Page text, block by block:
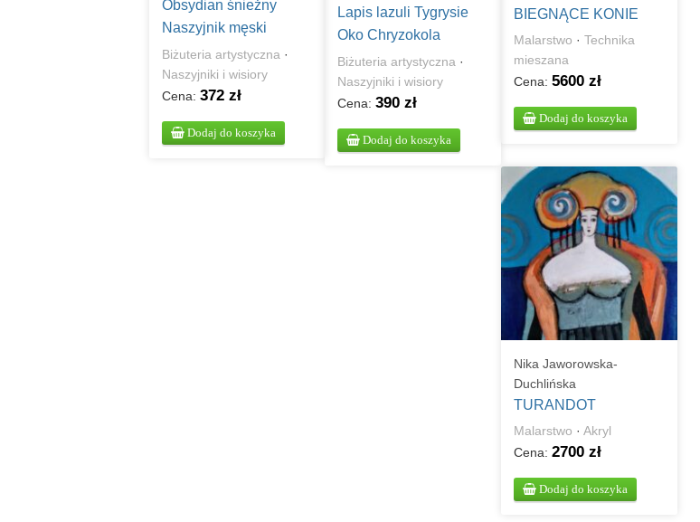
Obsydian śnieżny
Naszyjnik męski
Rękodzieło
Biżuteria artystyczna·
Naszyjniki i wisiory
Cena: 372 zł
Dodaj do koszyka
Lapis lazuli Tygrysie
Oko Chryzokola
Naszyjnik męski
Biżuteria artystyczna ·
Naszyjniki i wisiory
Cena:390 zł
Dodaj do koszyka
BIEGNĄCE KONIE
Malarstwo ·Technika
mieszana
Cena:5600 zł
Dodaj do koszyka
Nika Jaworowska-
Duchlińska
TURANDOT
Malarstwo ·Akryl
Cena:2700 zł
Dodaj do koszyka